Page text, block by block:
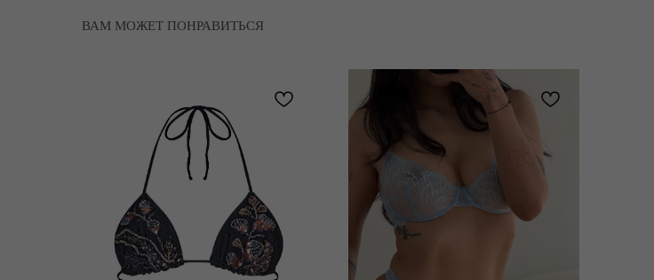
ВАМ МОЖЕТ ПОНРАВИТЬСЯ